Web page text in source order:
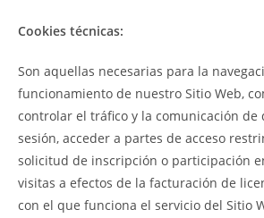
Cookies técnicas:
Son aquellas necesarias para la
funcionamiento de nuestro Sitio Web,
controlar el tráfico y la comunicación de
sesión, acceder a partes de acceso
solicitud de inscripción o participación
visitas a efectos de la facturación de
con el que funciona el servicio del Sitio